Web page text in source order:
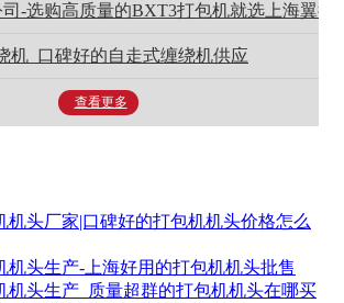
-选购高质量的BXT3打包机就选上海翼德
机_口碑好的自走式缠绕机供应
查看更多
机头厂家|口碑好的打包机机头价格怎么
机头生产-上海好用的打包机机头批售
机头生产_质量超群的打包机机头在哪买